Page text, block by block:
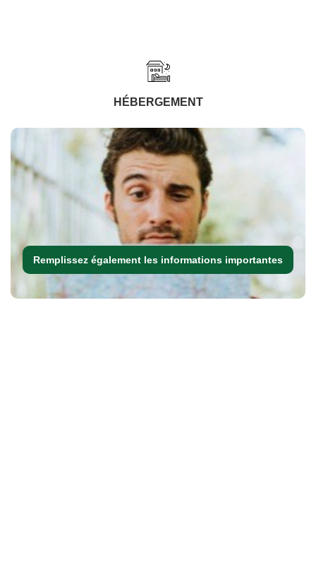
HÉBERGEMENT
Remplissez également les informations importantes